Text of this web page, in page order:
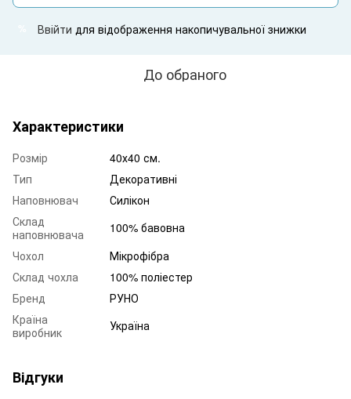
Ввійти для відображення накопичувальної знижки
До обраного
Характеристики
Розмір
40х40 см.
Тип
Декоративні
Наповнювач
Силікон
Склад
наповнювача
100% бавовна
Чохол
Мікрофібра
Склад чохла
100% поліестер
Бренд
РУНО
Країна
виробник
Україна
Відгуки